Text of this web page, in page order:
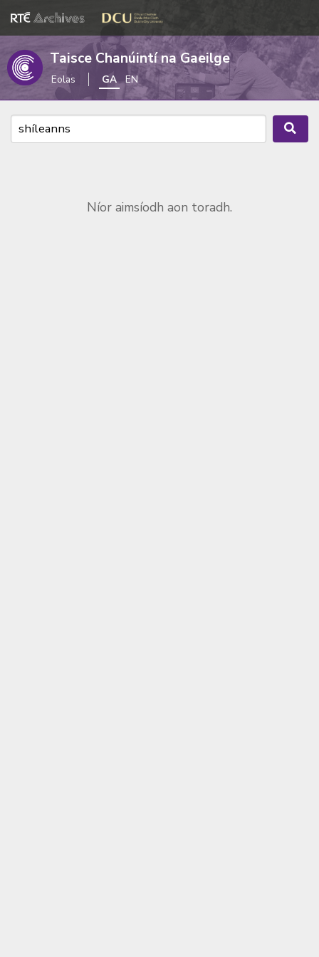
Taisce Chanúintí na Gaeilge
Eolas GA EN
Níor aimsíodh aon toradh.